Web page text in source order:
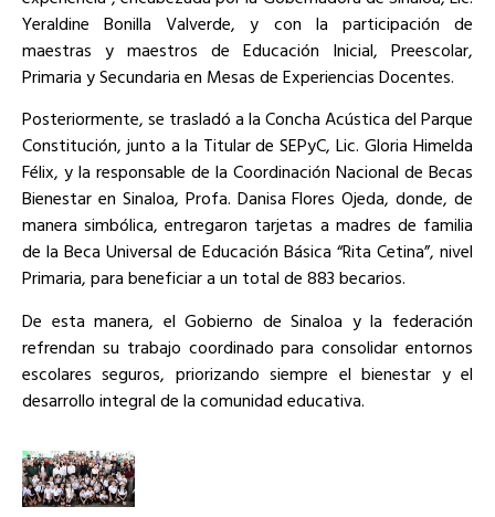
Yeraldine Bonilla Valverde, y con la participación de
maestras y maestros de Educación Inicial, Preescolar,
Primaria y Secundaria en Mesas de Experiencias Docentes.
Posteriormente, se trasladó a la Concha Acústica del Parque
Constitución, junto a la Titular de SEPyC, Lic. Gloria Himelda
Félix, y la responsable de la Coordinación Nacional de Becas
Bienestar en Sinaloa, Profa. Danisa Flores Ojeda, donde, de
manera simbólica, entregaron tarjetas a madres de familia
de la Beca Universal de Educación Básica “Rita Cetina”, nivel
Primaria, para beneficiar a un total de 883 becarios.
De esta manera, el Gobierno de Sinaloa y la federación
refrendan su trabajo coordinado para consolidar entornos
escolares seguros, priorizando siempre el bienestar y el
desarrollo integral de la comunidad educativa.